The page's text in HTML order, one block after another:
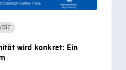
wird konkret: Ein